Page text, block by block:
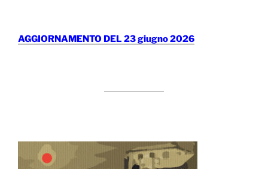
AGGIORNAMENTO DEL 23 giugno 2026